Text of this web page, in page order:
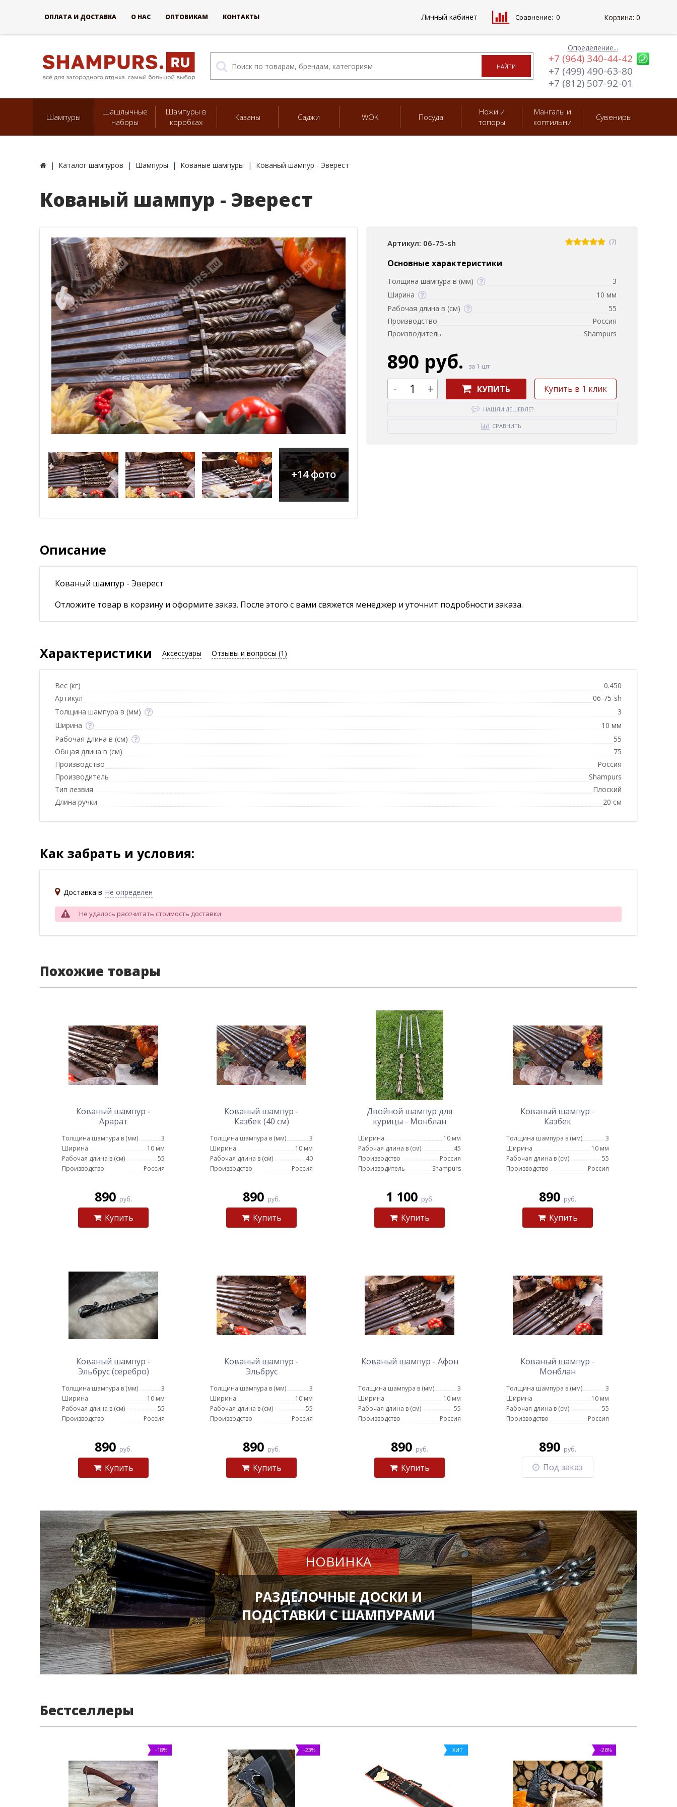
Определение...
+7 (964) 340-44-42
+7 (499) 490-63-80
+7 (812) 507-92-01
Шампуры
Шашлычные
наборы
Шампуры в
коробках
Казаны Саджи WOK Посуда
Ножи и
топоры
Мангалы и
коптильни
Сувениры
Каталог шампуров Шампуры Кованые шампуры Кованый шампур - Эверест
Кованый шампур - Эверест
+14 фото
Артикул: 06-75-sh (7)
Основные характеристики
Толщина шампура в (мм)
3
Ширина
10 мм
Рабочая длина в (см)
55
Производство
Россия
Производитель
Shampurs
890 руб. за 1 шт
- + КУПИТЬ Купить в 1 клик
НАШЛИ ДЕШЕВЛЕ?
СРАВНИТЬ
Описание
Кованый шампур - Эверест
Отложите товар в корзину и оформите заказ. После этого с вами свяжется менеджер и уточнит подробности заказа.
Характеристики Аксессуары Отзывы и вопросы (1)
Вес (кг)
0.450
Артикул
06-75-sh
Толщина шампура в (мм)
3
Ширина
10 мм
Рабочая длина в (см)
55
Общая длина в (см)
75
Производство
Россия
Производитель
Shampurs
Тип лезвия
Плоский
Длина ручки
20 см
Как забрать и условия:
Доставка в Не определен
Не удалось рассчитать стоимость доставки
Похожие товары
Кованый шампур -
Арарат
Толщина шампура в (мм)
3
Ширина
10 мм
Рабочая длина в (см)
55
Производство
Россия
890 руб.
Купить
Кованый шампур -
Казбек (40 см)
Толщина шампура в (мм)
3
Ширина
10 мм
Рабочая длина в (см)
40
Производство
Россия
890 руб.
Купить
Двойной шампур для
курицы - Монблан
Ширина
10 мм
Рабочая длина в (см)
45
Производство
Россия
Производитель
Shampurs
1 100 руб.
Купить
Кованый шампур -
Казбек
Толщина шампура в (мм)
3
Ширина
10 мм
Рабочая длина в (см)
55
Производство
Россия
890 руб.
Купить
Кованый шампур -
Эльбрус (серебро)
Толщина шампура в (мм)
3
Ширина
10 мм
Рабочая длина в (см)
55
Производство
Россия
890 руб.
Купить
Кованый шампур -
Эльбрус
Толщина шампура в (мм)
3
Ширина
10 мм
Рабочая длина в (см)
55
Производство
Россия
890 руб.
Купить
Кованый шампур - Афон
Толщина шампура в (мм)
3
Ширина
10 мм
Рабочая длина в (см)
55
Производство
Россия
890 руб.
Купить
Кованый шампур -
Монблан
Толщина шампура в (мм)
3
Ширина
10 мм
Рабочая длина в (см)
55
Производство
Россия
890 руб.
Под заказ
НОВИНКА
РАЗДЕЛОЧНЫЕ ДОСКИ И
ПОДСТАВКИ С ШАМПУРАМИ
Бестселлеры
-18% -23% ХИТ -26%
ОПЛАТА И ДОСТАВКА О НАС ОПТОВИКАМ КОНТАКТЫ Личный кабинет Сравнение: 0 Корзина: 0